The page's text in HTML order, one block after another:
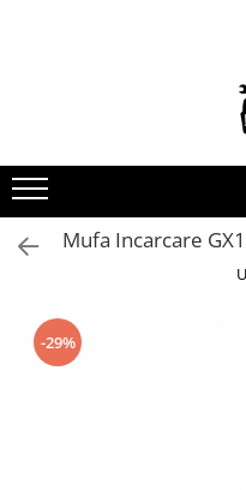
Toate produsele
Piese de schimb
https://
Acceleratie
Controller
Motoare
Mufa Incarcare
-29%